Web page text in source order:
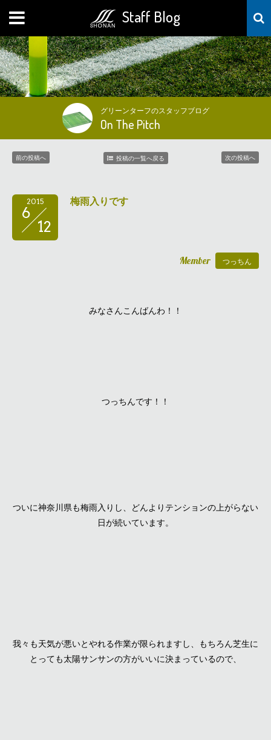
Staff Blog
MENU
グリーンターフのスタッフブログ
On The Pitch
前の投稿へ 投稿の一覧へ戻る 次の投稿へ
2015
6
12
梅雨入りです
Member つっちん
みなさんこんばんわ！！
つっちんです！！
ついに神奈川県も梅雨入りし、どんよりテンションの上がらない
日が続いています。
我々も天気が悪いとやれる作業が限られますし、もちろん芝生に
とっても太陽サンサンの方がいいに決まっているので、